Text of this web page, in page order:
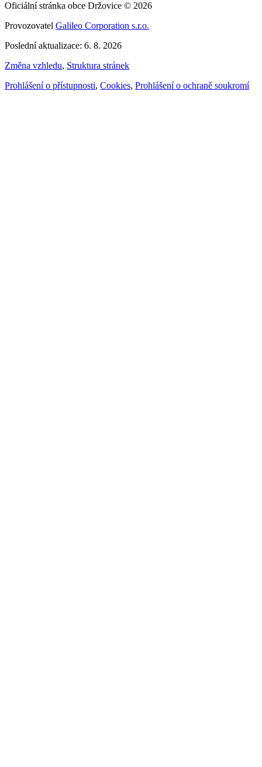
Oficiální stránka obce Držovice © 2026
Provozovatel Galileo Corporation s.r.o.
Poslední aktualizace: 6. 8. 2026
Změna vzhledu, Struktura stránek
Prohlášení o přístupnosti, Cookies, Prohlášení o ochraně soukromí